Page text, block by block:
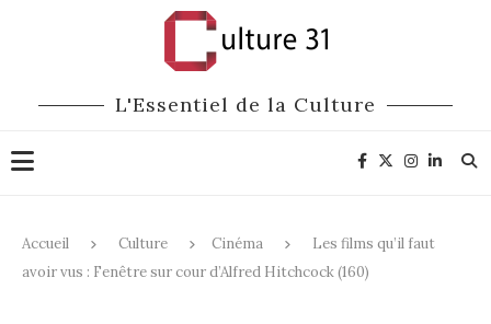
L'Essentiel de la Culture
Accueil Culture Cinéma
Les films qu’il faut
avoir vus : Fenêtre sur cour d’Alfred Hitchcock (160)